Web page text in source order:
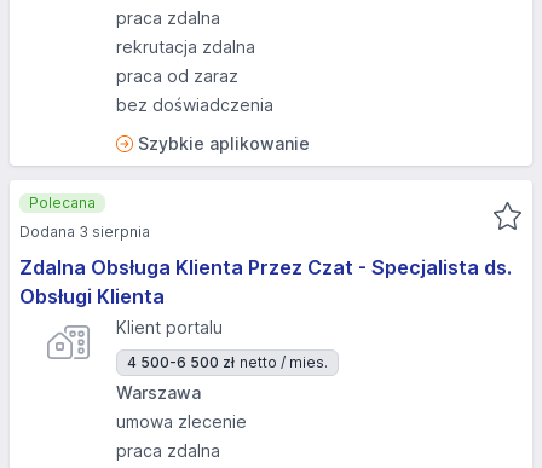
praca zdalna
rekrutacja zdalna
praca od zaraz
bez doświadczenia
Szybkie aplikowanie
Zdalna Obsługa Klienta Przez Czat - Specjalista ds.
Obsługi Klienta
Klient portalu
4 500-6 500 zł netto / mies.
Warszawa
umowa zlecenie
praca zdalna
Polecana
Dodana 3 sierpnia